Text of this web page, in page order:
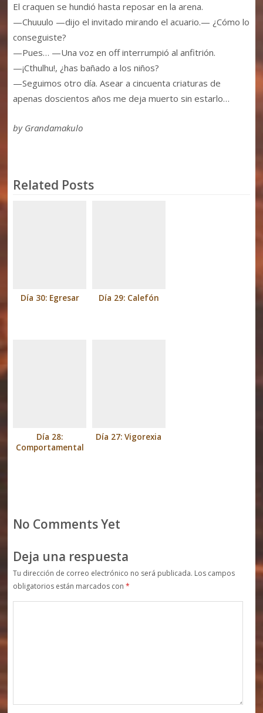
El craquen se hundió hasta reposar en la arena.
—Chuuulo —dijo el invitado mirando el acuario.— ¿Cómo lo
conseguiste?
—Pues… —Una voz en off interrumpió al anfitrión.
—¡Cthulhu!, ¿has bañado a los niños?
—Seguimos otro día. Asear a cincuenta criaturas de
apenas doscientos años me deja muerto sin estarlo…
by Grandamakulo
Related Posts
Día 30: Egresar Día 29: Calefón
Día 28:
Comportamental
Día 27: Vigorexia
No Comments Yet
Deja una respuesta
Tu dirección de correo electrónico no será publicada. Los campos
obligatorios están marcados con *